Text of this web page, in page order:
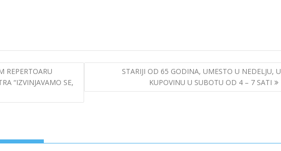
REPERTOARU
“IZVINJAVAMO SE,
STARIJI OD 65 GODINA, UMESTO U NEDELJU, U
KUPOVINU U SUBOTU OD 4 – 7 SATI